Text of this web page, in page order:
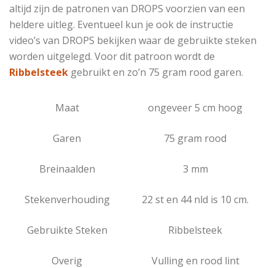
altijd zijn de patronen van DROPS voorzien van een
heldere uitleg. Eventueel kun je ook de instructie
video’s van DROPS bekijken waar de gebruikte steken
worden uitgelegd. Voor dit patroon wordt de
Ribbelsteek gebruikt en zo’n 75 gram rood garen.
Maat ongeveer 5 cm hoog
Garen 75 gram rood
Breinaalden 3 mm
Stekenverhouding 22 st en 44 nld is 10 cm.
Gebruikte Steken Ribbelsteek
Overig Vulling en rood lint